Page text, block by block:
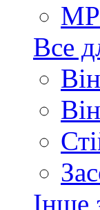
Все
Інше